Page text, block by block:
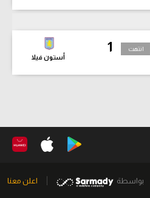
1
أستون فيلا
انتهت
بواسطة اعلن معنا